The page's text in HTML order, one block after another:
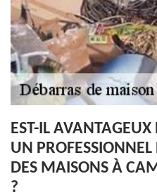
EST-IL
UN
DES MAISONS À
?